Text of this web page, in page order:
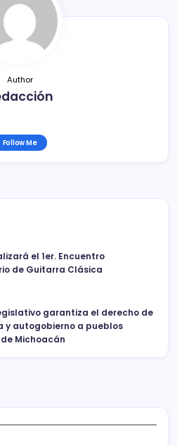
Author
Follow Me
el 1er. Encuentro
de Guitarra Clásica
garantiza el derecho de
y autogobierno a pueblos
Michoacán